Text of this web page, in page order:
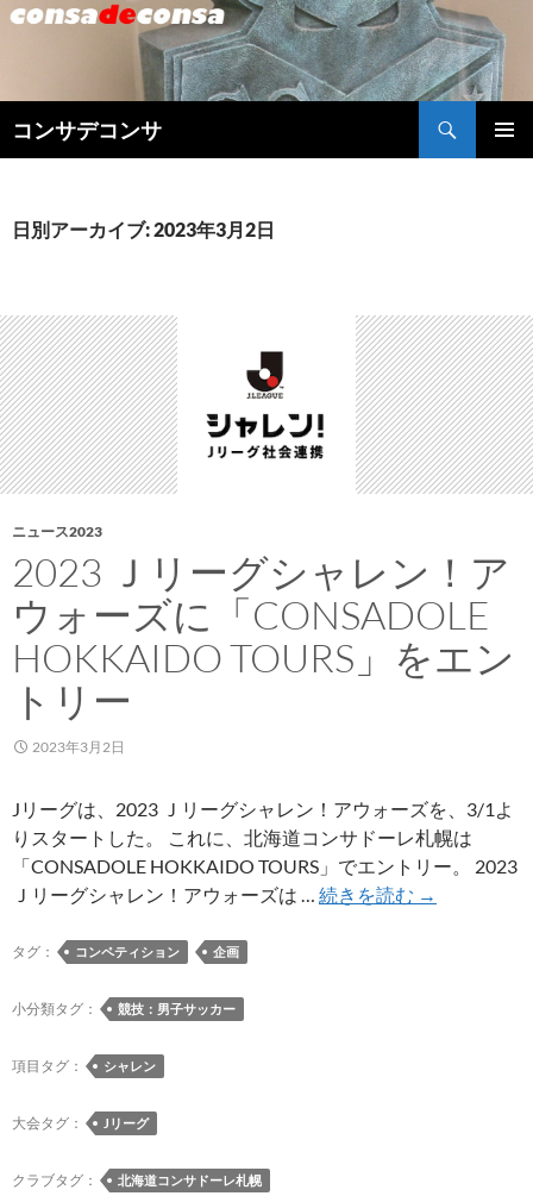
コンサデコンサ
索
ン
キ
ッ
プ
日別アーカイブ: 2023年3月2日
ニュース2023
2023 Ｊリーグシャレン！ア
ウォーズに「CONSADOLE
HOKKAIDO TOURS」をエン
トリー
2023年3月2日
Jリーグは、2023 Ｊリーグシャレン！アウォーズを、3/1よ
りスタートした。 これに、北海道コンサドーレ札幌は
「CONSADOLE HOKKAIDO TOURS」でエントリー。 2023
Ｊリーグシャレン！アウォーズは … 続きを読む 2023
→
タグ： コンペティション 企画
小分類タグ： 競技：男子サッカー
項目タグ： シャレン
大会タグ： Jリーグ
クラブタグ： 北海道コンサドーレ札幌